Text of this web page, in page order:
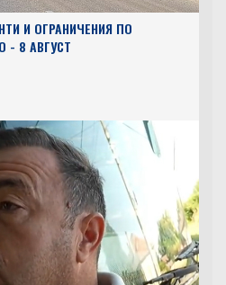
И ОГРАНИЧЕНИЯ ПО
- 8 АВГУСТ